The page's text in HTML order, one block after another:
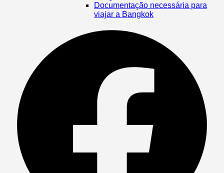
Documentação necessária para
viajar a Bangkok